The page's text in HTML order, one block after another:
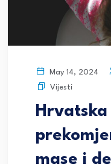
May 14, 2024
Vijesti
mase i